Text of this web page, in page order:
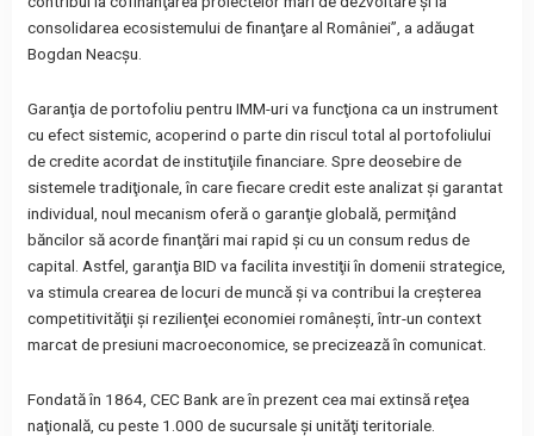
consolidarea ecosistemului de finanţare al României”, a adăugat
Bogdan Neacşu.
Garanţia de portofoliu pentru IMM-uri va funcţiona ca un instrument
cu efect sistemic, acoperind o parte din riscul total al portofoliului
de credite acordat de instituţiile financiare. Spre deosebire de
sistemele tradiţionale, în care fiecare credit este analizat şi garantat
individual, noul mecanism oferă o garanţie globală, permiţând
băncilor să acorde finanţări mai rapid şi cu un consum redus de
capital. Astfel, garanţia BID va facilita investiţii în domenii strategice,
va stimula crearea de locuri de muncă şi va contribui la creşterea
competitivităţii şi rezilienţei economiei româneşti, într-un context
marcat de presiuni macroeconomice, se precizează în comunicat.
Fondată în 1864, CEC Bank are în prezent cea mai extinsă reţea
naţională, cu peste 1.000 de sucursale şi unităţi teritoriale.